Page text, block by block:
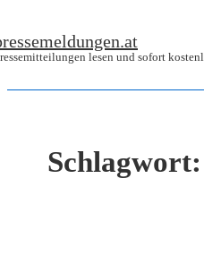
Zum
lesen und sofort
Schlagwort: